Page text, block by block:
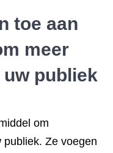
toe aan
meer
publiek
om
publiek. Ze voegen